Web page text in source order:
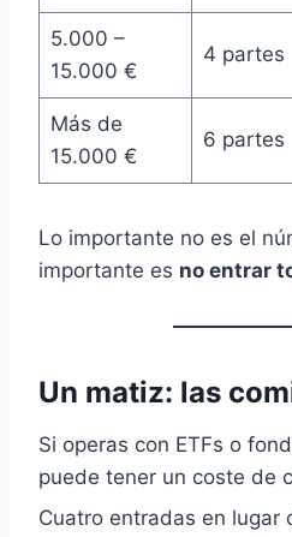
5.000 –
15.000 €
4 partes
Más de
15.000 €
6 partes
Lo importante no es el
importante es no entrar
Un matiz: las
Si operas con ETFs o
puede tener un coste de
Cuatro entradas en lugar